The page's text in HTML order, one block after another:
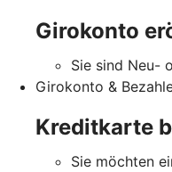
Girokonto
Sie sind Neu-
Girokonto &
Kreditkarte
Sie möchten